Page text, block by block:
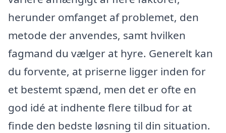
herunder omfanget af problemet, den
metode der anvendes, samt hvilken
fagmand du vælger at hyre. Generelt kan
du forvente, at priserne ligger inden for
et bestemt spænd, men det er ofte en
god idé at indhente flere tilbud for at
finde den bedste løsning til din situation.